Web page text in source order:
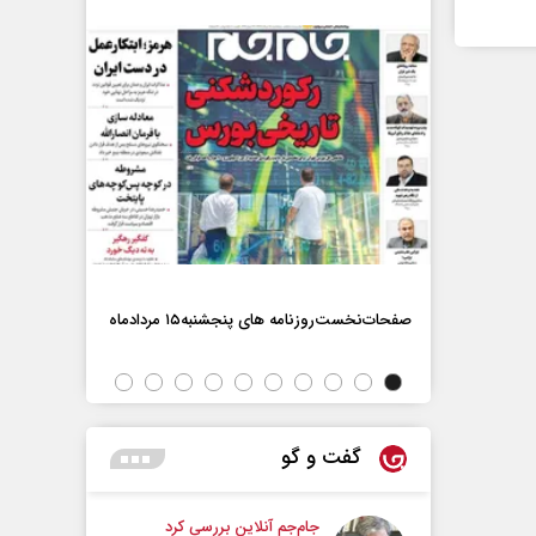
صفحات‌نخست‌روزنامه ها‌ی پنجشنبه‌۱۵ مردادماه
گفت و گو
جام‌جم آنلاین بررسی کرد